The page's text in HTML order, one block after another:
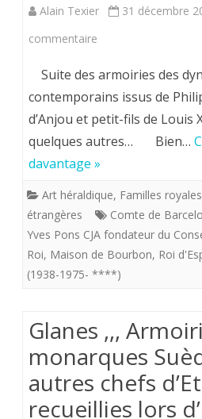
Alain Texier 31 décembre
commentaire
Yves
Pons
.
de
l’
héraldique
du
Blason
(9)-
Suite des armoiries des
contemporains issus de
d’Anjou et petit-fils de Louis
quelques autres… Bien…
davantage »
Art héraldique, Familles
étrangères
Comte de
Yves Pons CJA fondateur du
Roi, Maison de Bourbon, Roi
(1938-1975- ****)
Glanes ,,,
monarques
autres chefs
recueillies lors